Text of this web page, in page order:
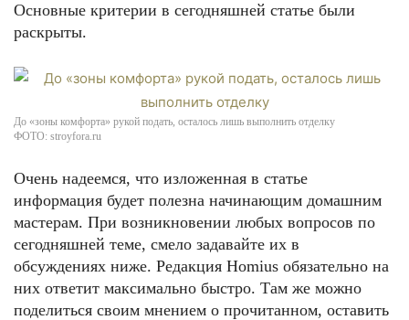
Основные критерии в сегодняшней статье были
раскрыты.
До «зоны комфорта» рукой подать, осталось лишь выполнить отделку
ФОТО: stroyfora.ru
Очень надеемся, что изложенная в статье
информация будет полезна начинающим домашним
мастерам. При возникновении любых вопросов по
сегодняшней теме, смело задавайте их в
обсуждениях ниже. Редакция Homius обязательно на
них ответит максимально быстро. Там же можно
поделиться своим мнением о прочитанном, оставить